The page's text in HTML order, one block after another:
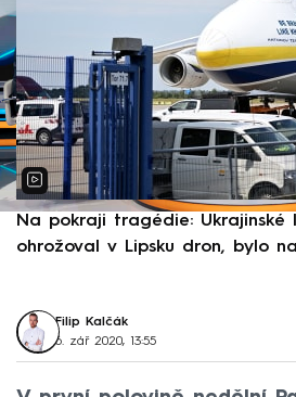
Na pokraji tragédie: Ukrajinské
ohrožoval v Lipsku dron, bylo
Filip Kalčák
6. zář 2020, 13:55